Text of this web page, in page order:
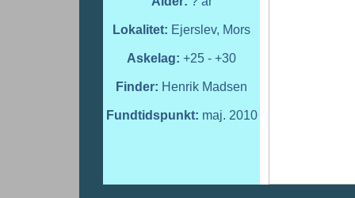
Lokalitet: Ejerslev, Mors
Askelag: +25 - +30
Finder: Henrik Madsen
Fundtidspunkt: maj. 2010